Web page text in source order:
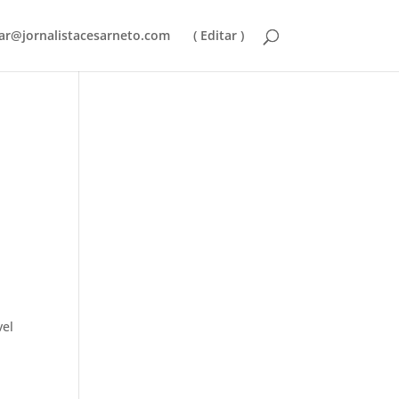
( Editar )